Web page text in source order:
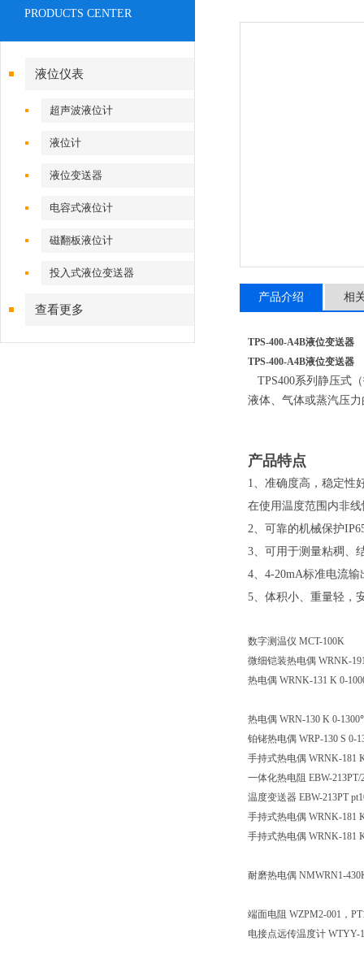
PRODUCTS CENTER
液位仪表
超声波液位计
液位计
液位变送器
电容式液位计
磁翻板液位计
投入式液位变送器
查看更多
产品介绍 相
TPS-400-A4B液位变送器
TPS-400-A4B液位变送器
TPS400系列静压式
液体、气体或蒸汽压
产品特点
1、准确度高，稳定性
在使用温度范围内非
2、可靠的机械保护
3、可用于测量粘稠、
4、4-20mA标准电流
5、体积小、重量轻，
数字测温仪 MCT-100K
微细铠装热电偶 WRNK-
热电偶 WRNK-131 K 0-
热电偶 WRN-130 K 0-
铂铑热电偶 WRP-130 S 0-
手持式热电偶 WRNK-181
一体化热电阻 EBW-
温度变送器 EBW-213PT
手持式热电偶 WRNK-181
手持式热电偶 WRNK-181
耐磨热电偶 NMWRN1-
端面电阻 WZPM2-001，
电接点远传温度计 WTYY-